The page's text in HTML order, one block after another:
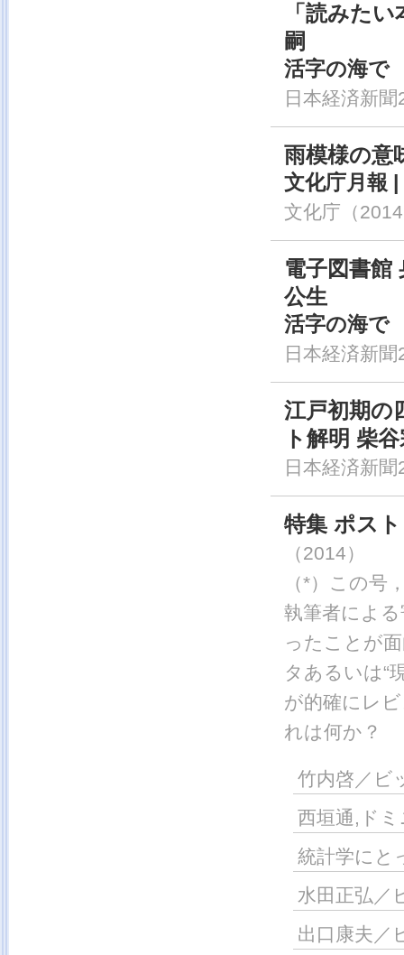
「読みた
嗣
活字の海で
日本経済新
雨模様の意
文化庁月報
文化庁 （
電子図書館
公生
活字の海で
日本経済新
江戸初期の
ト解明 柴
日本経済新
特集 ポス
（2014）
（*）この号
執筆者によ
ったことが
タあるいは“
が的確にレ
れは何か？
竹内啓／ビ
西垣通,ド
統計学にと
水田正弘／
出口康夫／